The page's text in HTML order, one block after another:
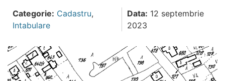
Categorie: Cadastru,
Intabulare
Data: 12 septembrie
2023